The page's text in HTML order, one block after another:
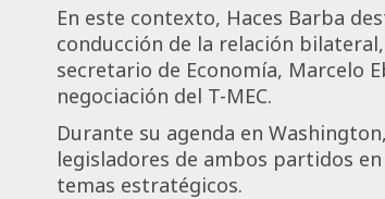
En este contexto, Haces Barba
conducción de la relación
secretario de Economía, Marcelo
negociación del T-MEC.
Durante su agenda en
legisladores de ambos partidos
temas estratégicos.